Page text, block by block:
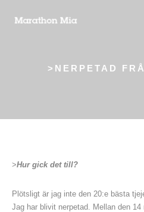
>NERPETAD
>Hur gick det till?
Plötsligt är jag inte den 20:e bästa
Jag har blivit nerpetad. Mellan den